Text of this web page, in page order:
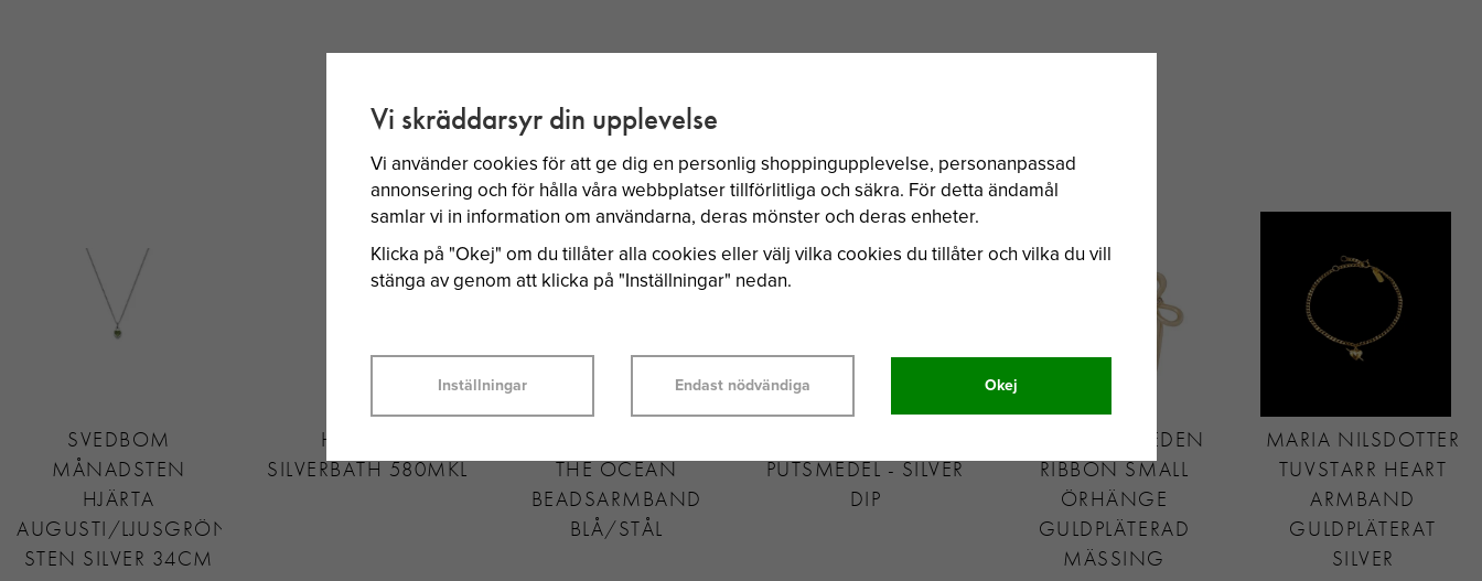
BÄSTSÄLJARE
SVEDBOM
MÅNADSTEN
HJÄRTA
AUGUSTI/LJUSGRÖN
STEN SILVER 34CM
HAGERTY
SILVERBATH 580MKL
THE OCEAN
BEADSARMBAND
BLÅ/STÅL
PUTSMEDEL - SILVER
DIP
SNÖ OF SWEDEN
RIBBON SMALL
ÖRHÄNGE
GULDPLÄTERAD
MÄSSING
MARIA NILSDOTTER
TUVSTARR HEART
ARMBAND
GULDPLÄTERAT
SILVER
Vi skräddarsyr din upplevelse
Vi använder cookies för att ge dig en personlig shoppingupplevelse, personanpassad
annonsering och för hålla våra webbplatser tillförlitliga och säkra. För detta ändamål
samlar vi in information om användarna, deras mönster och deras enheter.
Klicka på "Okej" om du tillåter alla cookies eller välj vilka cookies du tillåter och vilka du vill
stänga av genom att klicka på "Inställningar" nedan.
Inställningar Endast nödvändiga Okej